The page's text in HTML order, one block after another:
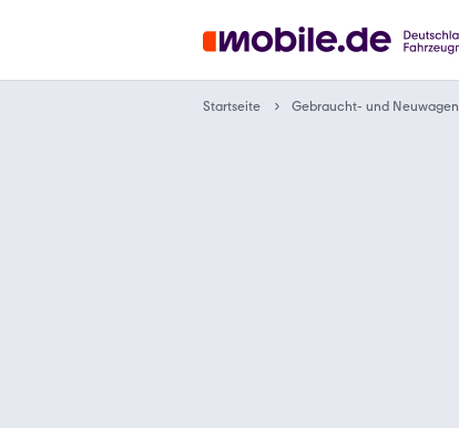
Startseite Gebraucht- und Neuwagen